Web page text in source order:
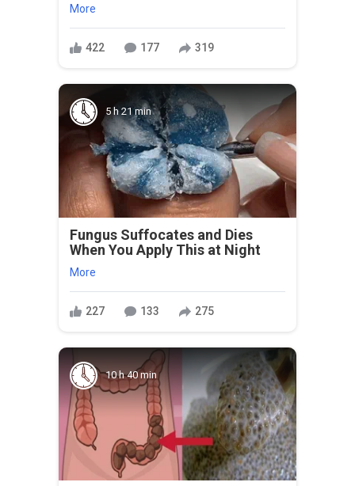
More
422 177 319
5 h 21 min
Fungus Suffocates and Dies
When You Apply This at Night
More
227 133 275
10 h 40 min